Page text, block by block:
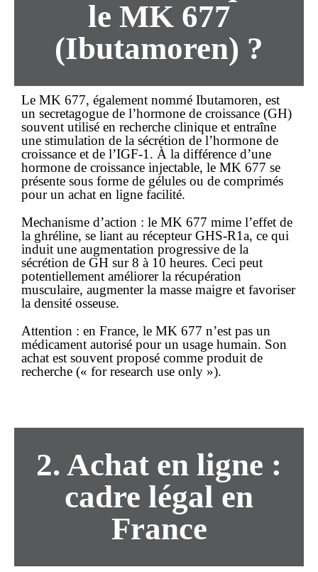
le MK 677
(Ibutamoren) ?
Le MK 677, également nommé Ibutamoren, est
un secretagogue de l’hormone de croissance (GH)
souvent utilisé en recherche clinique et entraîne
une stimulation de la sécrétion de l’hormone de
croissance et de l’IGF-1. À la différence d’une
hormone de croissance injectable, le MK 677 se
présente sous forme de gélules ou de comprimés
pour un achat en ligne facilité.
Mechanisme d’action : le MK 677 mime l’effet de
la ghréline, se liant au récepteur GHS-R1a, ce qui
induit une augmentation progressive de la
sécrétion de GH sur 8 à 10 heures. Ceci peut
potentiellement améliorer la récupération
musculaire, augmenter la masse maigre et favoriser
la densité osseuse.
Attention : en France, le MK 677 n’est pas un
médicament autorisé pour un usage humain. Son
achat est souvent proposé comme produit de
recherche (« for research use only »).
2. Achat en ligne :
cadre légal en
France